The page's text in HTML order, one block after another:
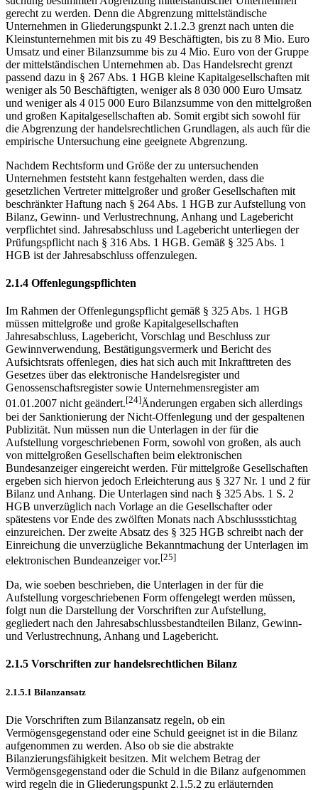
gerecht zu werden. Denn die Abgrenzung mittelständische
Unternehmen in Gliederungspunkt 2.1.2.3 grenzt nach unten die
Kleinstunternehmen mit bis zu 49 Beschäftigten, bis zu 8 Mio. Euro
Umsatz und einer Bilanzsumme bis zu 4 Mio. Euro von der Gruppe
der mittelständischen Unternehmen ab. Das Handelsrecht grenzt
passend dazu in § 267 Abs. 1 HGB kleine Kapitalgesellschaften mit
weniger als 50 Beschäftigten, weniger als 8 030 000 Euro Umsatz
und weniger als 4 015 000 Euro Bilanzsumme von den mittelgroßen
und großen Kapitalgesellschaften ab. Somit ergibt sich sowohl für
die Abgrenzung der handelsrechtlichen Grundlagen, als auch für die
empirische Untersuchung eine geeignete Abgrenzung.
Nachdem Rechtsform und Größe der zu untersuchenden
Unternehmen feststeht kann festgehalten werden, dass die
gesetzlichen Vertreter mittelgroßer und großer Gesellschaften mit
beschränkter Haftung nach § 264 Abs. 1 HGB zur Aufstellung von
Bilanz, Gewinn- und Verlustrechnung, Anhang und Lagebericht
verpflichtet sind. Jahresabschluss und Lagebericht unterliegen der
Prüfungspflicht nach § 316 Abs. 1 HGB. Gemäß § 325 Abs. 1
HGB ist der Jahresabschluss offenzulegen.
2.1.4 Offenlegungspflichten
Im Rahmen der Offenlegungspflicht gemäß § 325 Abs. 1 HGB
müssen mittelgroße und große Kapitalgesellschaften
Jahresabschluss, Lagebericht, Vorschlag und Beschluss zur
Gewinnverwendung, Bestätigungsvermerk und Bericht des
Aufsichtsrats offenlegen, dies hat sich auch mit Inkrafttreten des
Gesetzes über das elektronische Handelsregister und
Genossenschaftsregister sowie Unternehmensregister am
01.01.2007 nicht geändert.[24]Änderungen ergaben sich allerdings
bei der Sanktionierung der Nicht-Offenlegung und der gespaltenen
Publizität. Nun müssen nun die Unterlagen in der für die
Aufstellung vorgeschriebenen Form, sowohl von großen, als auch
von mittelgroßen Gesellschaften beim elektronischen
Bundesanzeiger eingereicht werden. Für mittel­große Gesellschaften
ergeben sich hiervon jedoch Erleichterung aus § 327 Nr. 1 und 2 für
Bilanz und Anhang. Die Unterlagen sind nach § 325 Abs. 1 S. 2
HGB unverzüglich nach Vorlage an die Gesellschafter oder
spätestens vor Ende des zwölften Monats nach Abschlussstichtag
einzureichen. Der zweite Absatz des § 325 HGB schreibt nach der
Einreichung die unverzügliche Bekanntmachung der Unterlagen im
elektronischen Bundeanzeiger vor.[25]
Da, wie soeben beschrieben, die Unterlagen in der für die
Aufstellung vorgeschriebenen Form offengelegt werden müssen,
folgt nun die Darstellung der Vorschriften zur Aufstellung,
gegliedert nach den Jahresabschlussbestandteilen Bilanz, Gewinn-
und Verlustrechnung, Anhang und Lagebericht.
2.1.5 Vorschriften zur handelsrechtlichen Bilanz
2.1.5.1 Bilanzansatz
Die Vorschriften zum Bilanzansatz regeln, ob ein
Vermögensgegenstand oder eine Schuld geeignet ist in die Bilanz
aufgenommen zu werden. Also ob sie die abstrakte
Bilanzierungsfähigkeit besitzen. Mit welchem Betrag der
Vermögensgegenstand oder die Schuld in die Bilanz aufgenommen
wird regeln die in Gliederungspunkt 2.1.5.2 zu erläuternden